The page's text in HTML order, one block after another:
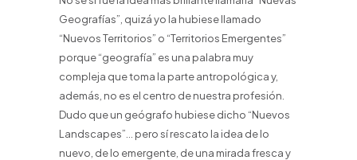
Geografías”, quizá yo la hubiese llamado
“Nuevos Territorios” o “Territorios Emergentes”
porque “geografía” es una palabra muy
compleja que toma la parte antropológica y,
además, no es el centro de nuestra profesión.
Dudo que un geógrafo hubiese dicho “Nuevos
Landscapes”… pero sí rescato la idea de lo
nuevo, de lo emergente, de una mirada fresca y